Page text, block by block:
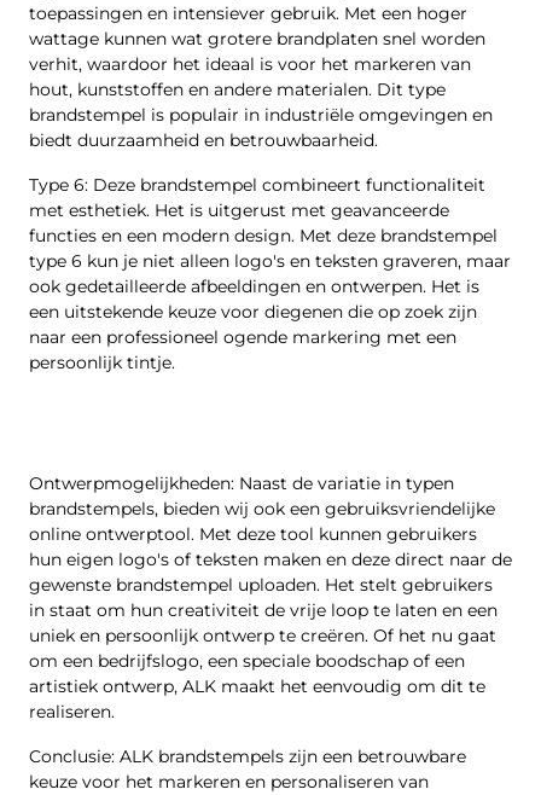
toepassingen en intensiever gebruik. Met een hoger
wattage kunnen wat grotere brandplaten snel worden
verhit, waardoor het ideaal is voor het markeren van
hout, kunststoffen en andere materialen. Dit type
brandstempel is populair in industriële omgevingen en
biedt duurzaamheid en betrouwbaarheid.
Type 6: Deze brandstempel combineert functionaliteit
met esthetiek. Het is uitgerust met geavanceerde
functies en een modern design. Met deze brandstempel
type 6 kun je niet alleen logo's en teksten graveren, maar
ook gedetailleerde afbeeldingen en ontwerpen. Het is
een uitstekende keuze voor diegenen die op zoek zijn
naar een professioneel ogende markering met een
persoonlijk tintje.
Ontwerpmogelijkheden: Naast de variatie in typen
brandstempels, bieden wij ook een gebruiksvriendelijke
online ontwerptool. Met deze tool kunnen gebruikers
hun eigen logo's of teksten maken en deze direct naar de
gewenste brandstempel uploaden. Het stelt gebruikers
in staat om hun creativiteit de vrije loop te laten en een
uniek en persoonlijk ontwerp te creëren. Of het nu gaat
om een bedrijfslogo, een speciale boodschap of een
artistiek ontwerp, ALK maakt het eenvoudig om dit te
realiseren.
Conclusie: ALK brandstempels zijn een betrouwbare
keuze voor het markeren en personaliseren van